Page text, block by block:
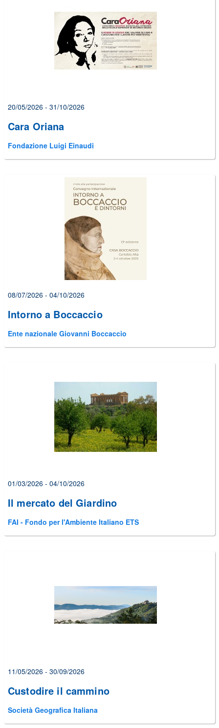
20/05/2026 - 31/10/2026
Cara Oriana
Fondazione Luigi Einaudi
08/07/2026 - 04/10/2026
Intorno a Boccaccio
Ente nazionale Giovanni Boccaccio
01/03/2026 - 04/10/2026
Il mercato del Giardino
FAI - Fondo per l'Ambiente Italiano ETS
11/05/2026 - 30/09/2026
Custodire il cammino
Società Geografica Italiana